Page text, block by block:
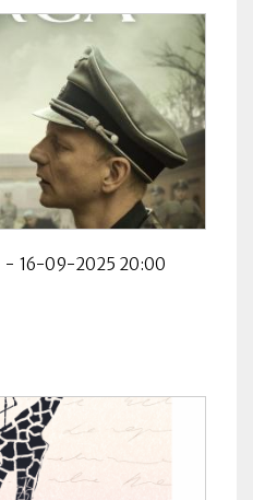
- 16-09-2025 20:00